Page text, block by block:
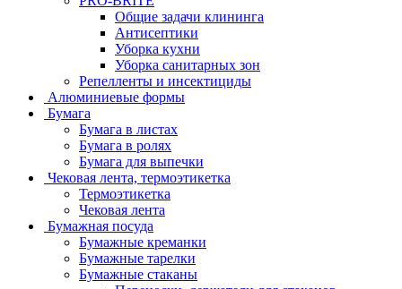
Общие задачи клининга
Антисептики
Уборка кухни
Уборка санитарных зон
Репелленты и инсектициды
Алюминиевые формы
Бумага
Бумага в листах
Бумага в ролях
Бумага для выпечки
Чековая лента, термоэтикетка
Термоэтикетка
Чековая лента
Бумажная посуда
Бумажные креманки
Бумажные тарелки
Бумажные стаканы